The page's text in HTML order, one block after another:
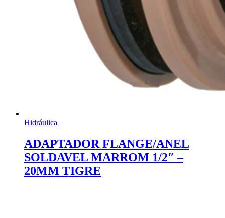
Hidráulica
ADAPTADOR FLANGE/ANEL
SOLDAVEL MARROM 1/2″ –
20MM TIGRE